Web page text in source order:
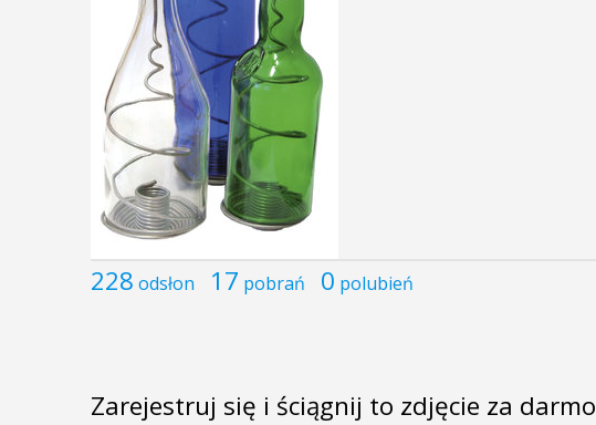
228 odsłon 17 pobrań 0 polubień
Zarejestruj się i ściągnij to zdjęcie za darmo